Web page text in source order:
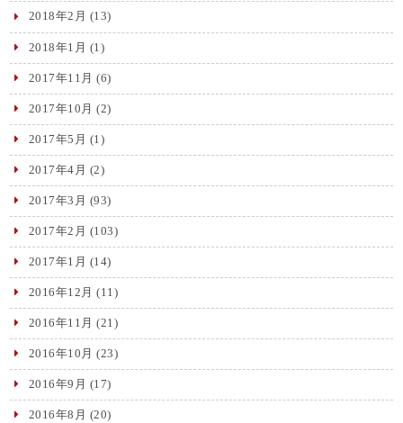
2018年2月 (13)
2018年1月 (1)
2017年11月 (6)
2017年10月 (2)
2017年5月 (1)
2017年4月 (2)
2017年3月 (93)
2017年2月 (103)
2017年1月 (14)
2016年12月 (11)
2016年11月 (21)
2016年10月 (23)
2016年9月 (17)
2016年8月 (20)